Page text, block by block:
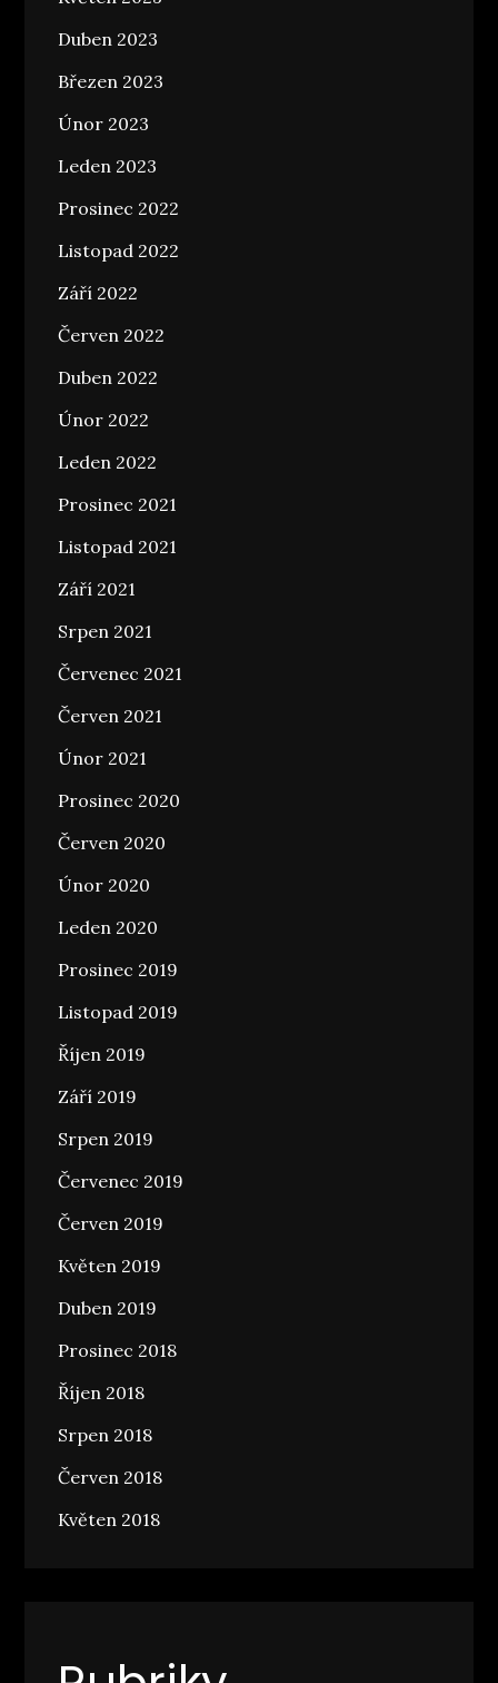
Duben 2023
Březen 2023
Únor 2023
Leden 2023
Prosinec 2022
Listopad 2022
Září 2022
Červen 2022
Duben 2022
Únor 2022
Leden 2022
Prosinec 2021
Listopad 2021
Září 2021
Srpen 2021
Červenec 2021
Červen 2021
Únor 2021
Prosinec 2020
Červen 2020
Únor 2020
Leden 2020
Prosinec 2019
Listopad 2019
Říjen 2019
Září 2019
Srpen 2019
Červenec 2019
Červen 2019
Květen 2019
Duben 2019
Prosinec 2018
Říjen 2018
Srpen 2018
Červen 2018
Květen 2018